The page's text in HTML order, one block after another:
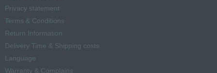
Privacy statement
Terms & Conditions
Return Information
Delivery Time & Shipping costs
Language
Warranty & Complains